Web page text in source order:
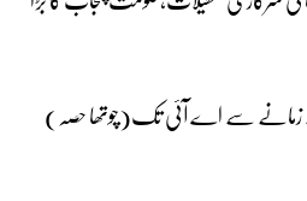
زمانے سے اے آئی تک(چوتھا حصہ)